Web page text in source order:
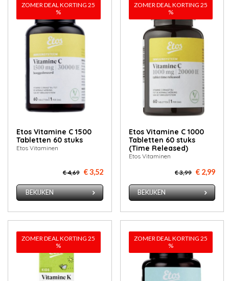
ZOMER DEAL KORTING 25
%
Etos Vitamine C 1500
Tabletten 60 stuks
Etos Vitaminen
€ 4,69 € 3,52
BEKIJKEN
ZOMER DEAL KORTING 25
%
Etos Vitamine C 1000
Tabletten 60 stuks
(Time Released)
Etos Vitaminen
€ 3,99 € 2,99
BEKIJKEN
ZOMER DEAL KORTING 25
%
ZOMER DEAL KORTING 25
%